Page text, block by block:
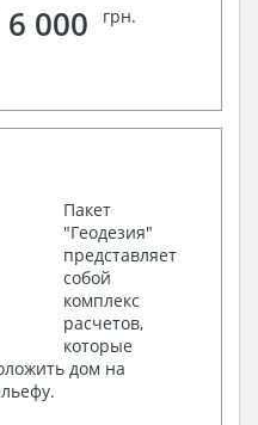
6 000 грн.
Пакет
"Геодезия"
представляет
собой
комплекс
расчетов,
которые
дом на